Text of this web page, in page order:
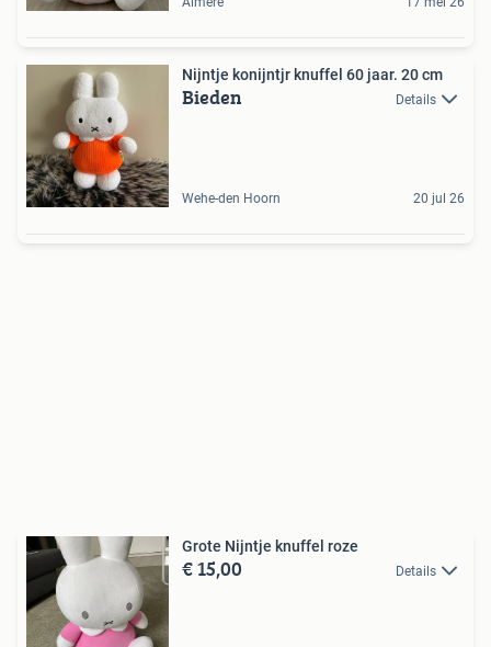
Nijntje konijntjr knuffel 60 jaar. 20 cm
Bieden Details
Wehe-den Hoorn 20 jul 26
Grote Nijntje knuffel roze
€ 15,00 Details